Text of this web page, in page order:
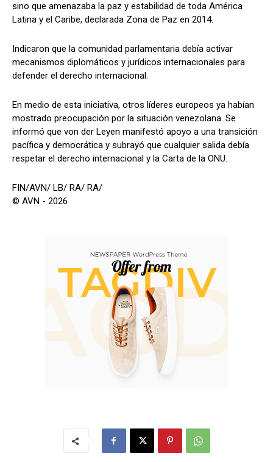
sino que amenazaba la paz y estabilidad de toda América
Latina y el Caribe, declarada Zona de Paz en 2014.
Indicaron que la comunidad parlamentaria debía activar
mecanismos diplomáticos y jurídicos internacionales para
defender el derecho internacional.
En medio de esta iniciativa, otros líderes europeos ya habían
mostrado preocupación por la situación venezolana. Se
informó que von der Leyen manifestó apoyo a una transición
pacífica y democrática y subrayó que cualquier salida debía
respetar el derecho internacional y la Carta de la ONU.
FIN/AVN/ LB/ RA/ RA/
© AVN - 2026